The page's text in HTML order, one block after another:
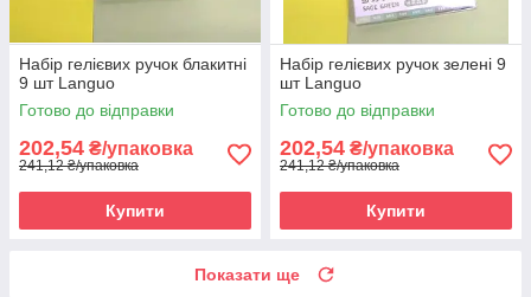
Набір гелієвих ручок блакитні
9 шт Languo
Готово до відправки
202,54 ₴/упаковка
241,12 ₴/упаковка
Купити
Набір гелієвих ручок зелені 9
шт Languo
Готово до відправки
202,54 ₴/упаковка
241,12 ₴/упаковка
Купити
Показати ще